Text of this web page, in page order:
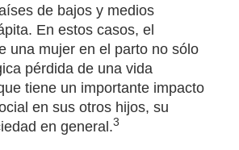
de bajos y medios
En estos casos, el
una mujer en el parto no sólo
pérdida de una vida
tiene un importante impacto
en sus otros hijos, su
en general.3